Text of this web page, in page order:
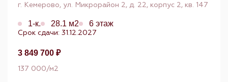
г. Кемерово, ул. Микрорайон 2, д. 22, корпус 2, кв. 147
1-к. 28.1 м2
6 этаж
Срок сдачи: 31.12.2027
3 849 700 ₽
137 000/м2